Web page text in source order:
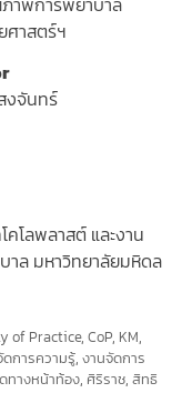
ศาสตร์ฯ
งจันทร์
โลพลาสต์ และงาน
าล มหาวิทยาลัยมหิดล
of Practice, CoP, KM,
ดการความรู้, งานจัดการ
ทางหน้าท้อง, ศิริราช, สิทธิ